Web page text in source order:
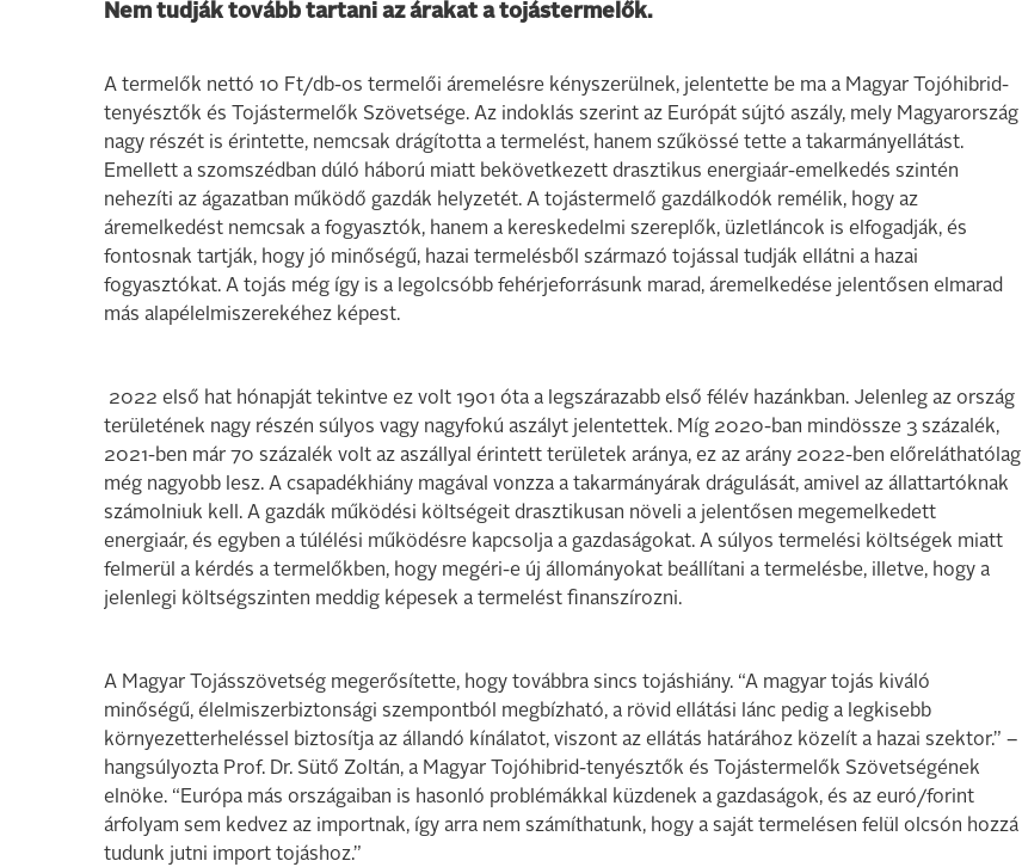
Nem tudják tovább tartani az árakat a tojástermelők.
A termelők nettó 10 Ft/db-os termelői áremelésre kényszerülnek, jelentette be ma a Magyar Tojóhibrid-
tenyésztők és Tojástermelők Szövetsége. Az indoklás szerint az Európát sújtó aszály, mely Magyarország
nagy részét is érintette, nemcsak drágította a termelést, hanem szűkössé tette a takarmányellátást.
Emellett a szomszédban dúló háború miatt bekövetkezett drasztikus energiaár-emelkedés szintén
nehezíti az ágazatban működő gazdák helyzetét. A tojástermelő gazdálkodók remélik, hogy az
áremelkedést nemcsak a fogyasztók, hanem a kereskedelmi szereplők, üzletláncok is elfogadják, és
fontosnak tartják, hogy jó minőségű, hazai termelésből származó tojással tudják ellátni a hazai
fogyasztókat. A tojás még így is a legolcsóbb fehérjeforrásunk marad, áremelkedése jelentősen elmarad
más alapélelmiszerekéhez képest. ​
2022 első hat hónapját tekintve ez volt 1901 óta a legszárazabb első félév hazánkban. Jelenleg az ország
területének nagy részén súlyos vagy nagyfokú aszályt jelentettek. Míg 2020-ban mindössze 3 százalék,
2021-ben már 70 százalék volt az aszállyal érintett területek aránya, ez az arány 2022-ben előreláthatólag
még nagyobb lesz. A csapadékhiány magával vonzza a takarmányárak drágulását, amivel az állattartóknak
számolniuk kell. A gazdák működési költségeit drasztikusan növeli a jelentősen megemelkedett
energiaár, és egyben a túlélési működésre kapcsolja a gazdaságokat. A súlyos termelési költségek miatt
felmerül a kérdés a termelőkben, hogy megéri-e új állományokat beállítani a termelésbe, illetve, hogy a
jelenlegi költségszinten meddig képesek a termelést finanszírozni.
A Magyar Tojásszövetség megerősítette, hogy továbbra sincs tojáshiány. “A magyar tojás kiváló
minőségű, élelmiszerbiztonsági szempontból megbízható, a rövid ellátási lánc pedig a legkisebb
környezetterheléssel biztosítja az állandó kínálatot, viszont az ellátás határához közelít a hazai szektor.” –
hangsúlyozta Prof. Dr. Sütő Zoltán, a Magyar Tojóhibrid-tenyésztők és Tojástermelők Szövetségének
elnöke. “Európa más országaiban is hasonló problémákkal küzdenek a gazdaságok, és az euró/forint
árfolyam sem kedvez az importnak, így arra nem számíthatunk, hogy a saját termelésen felül olcsón hozzá
tudunk jutni import tojáshoz.”